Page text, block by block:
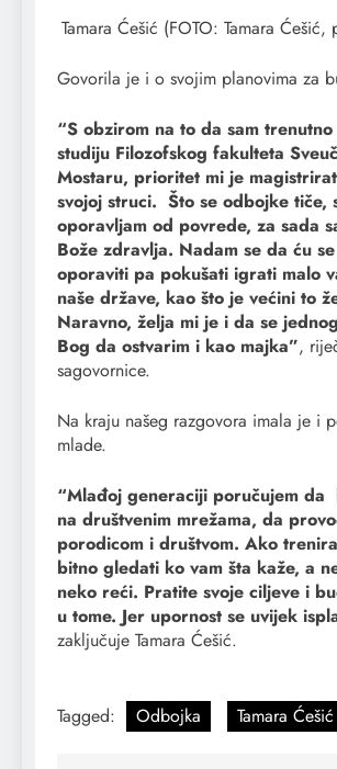
Tamara Ćešić (FOTO: Tamara Ćešić,
Govorila je i o svojim planovima za
“S obzirom na to da sam
studiju Filozofskog fakulteta
Mostaru, prioritet mi je
svojoj struci. Što se odbojke tiče,
oporavljam od povrede, za sada
Bože zdravlja. Nadam se da ću
oporaviti pa pokušati igrati malo
naše države, kao što je većini to
Naravno, želja mi je i da se
Bog da ostvarim i kao majka”,
sagovornice.
Na kraju našeg razgovora imala je i
mlade.
“Mlađoj generaciji poručujem da
na društvenim mrežama, da
porodicom i društvom. Ako
bitno gledati ko vam šta kaže, a
neko reći. Pratite svoje ciljeve i
u tome. Jer upornost se uvijek
zaključuje Tamara Ćešić.
Tagged: Odbojka Tamara Ćešić